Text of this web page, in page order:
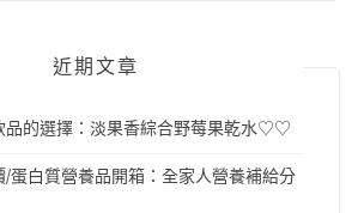
近期文章
的選擇：淡果香綜合野莓果乾水♡♡
白質營養品開箱：全家人營養補給分